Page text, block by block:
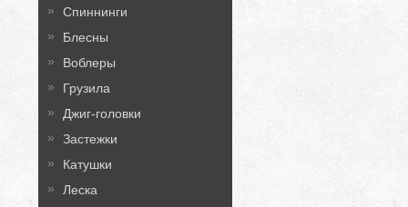
Спиннинги
Блесны
Воблеры
Грузила
Джиг-головки
Застежки
Катушки
Леска